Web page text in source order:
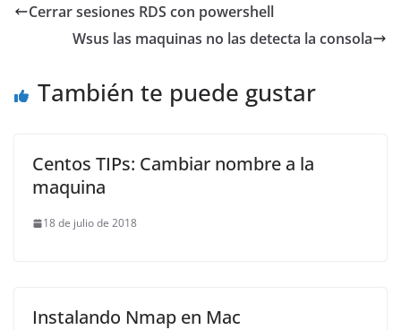
Cerrar sesiones RDS con powershell
Wsus las maquinas no las detecta la consola
También te puede gustar
Centos TIPs: Cambiar nombre a la
maquina
18 de julio de 2018
Instalando Nmap en Mac